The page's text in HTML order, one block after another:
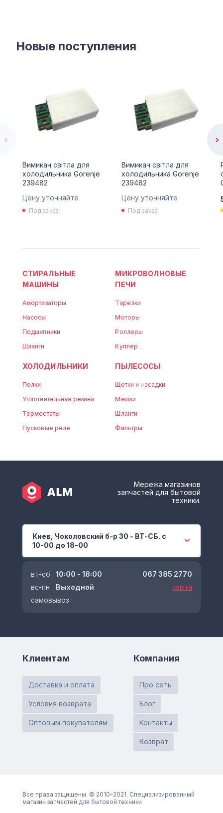
Новые поступления
Вимикач світла для
холодильника Gorenje
239482
Цену уточняйте
Под заказ
Вимикач світла для
холодильника Gorenje
239482
Цену уточняйте
Под заказ
СТИРАЛЬНЫЕ
МАШИНЫ
Амортизаторы
Насосы
Подшипники
Шланги
МИКРОВОЛНОВЫЕ
ПЕЧИ
Тарелки
Моторы
Роллеры
Куплер
ХОЛОДИЛЬНИКИ
Полки
Уплотнительная резина
Термостаты
Пусковые реле
ПЫЛЕСОСЫ
Щетки и насадки
Мешки
Шланги
Фильтры
Мережа магазинов
запчастей для бытовой
техники.
Киев, Чоколовский б-р 30 - ВТ-СБ. с
10-00 до 18-00
вт-сб
10:00 - 18:00
вс-пн
Выходной
самовывоз
067 385 2770
карта
Клиентам
Доставка и оплата
Условия возврата
Оптовым покупателям
Компания
Про сеть
Блог
Контакты
Возврат
Все права защищены. © 2010-2021. Специализированный
магазин запчастей для бытовой техники